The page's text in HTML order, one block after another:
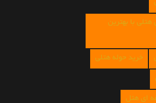
با بهترین
خرید حوله هتلی
ای هتل